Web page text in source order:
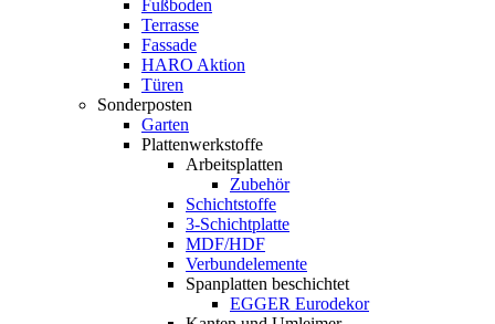
Fußboden
Terrasse
Fassade
HARO Aktion
Türen
Sonderposten
Garten
Plattenwerkstoffe
Arbeitsplatten
Zubehör
Schichtstoffe
3-Schichtplatte
MDF/HDF
Verbundelemente
Spanplatten beschichtet
EGGER Eurodekor